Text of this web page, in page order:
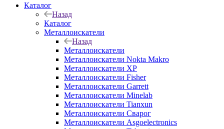
Каталог
Назад
Каталог
Металлоискатели
Назад
Металлоискатели
Металлоискатели Nokta Makro
Металлоискатели XP
Металлоискатели Fisher
Металлоискатели Garrett
Металлоискатели Minelab
Металлоискатели Tianxun
Металлоискатели Сварог
Металлоискатели Asgoelectronics